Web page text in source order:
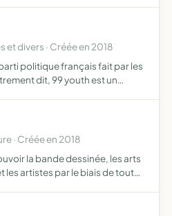
et divers · Créée en 2018
politique français fait par les
dit, 99 youth est un
· Créée en 2018
la bande dessinée, les arts
les artistes par le biais de toute